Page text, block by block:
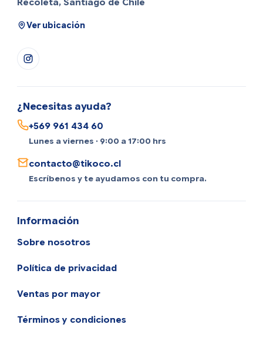
Recoleta, Santiago de Chile
Ver ubicación
¿Necesitas ayuda?
+569 961 434 60
Lunes a viernes · 9:00 a 17:00 hrs
contacto@tikoco.cl
Escríbenos y te ayudamos con tu compra.
Información
Sobre nosotros
Política de privacidad
Ventas por mayor
Términos y condiciones